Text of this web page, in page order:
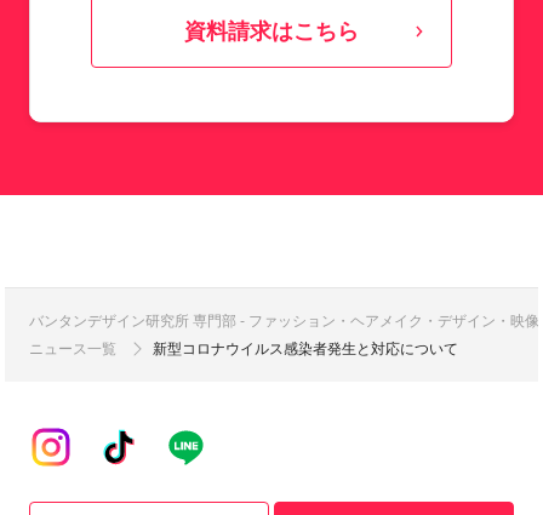
資料請求はこちら
バンタンデザイン研究所 専門部 - ファッション・ヘアメイク・デザイン・映
ニュース一覧
新型コロナウイルス感染者発生と対応について